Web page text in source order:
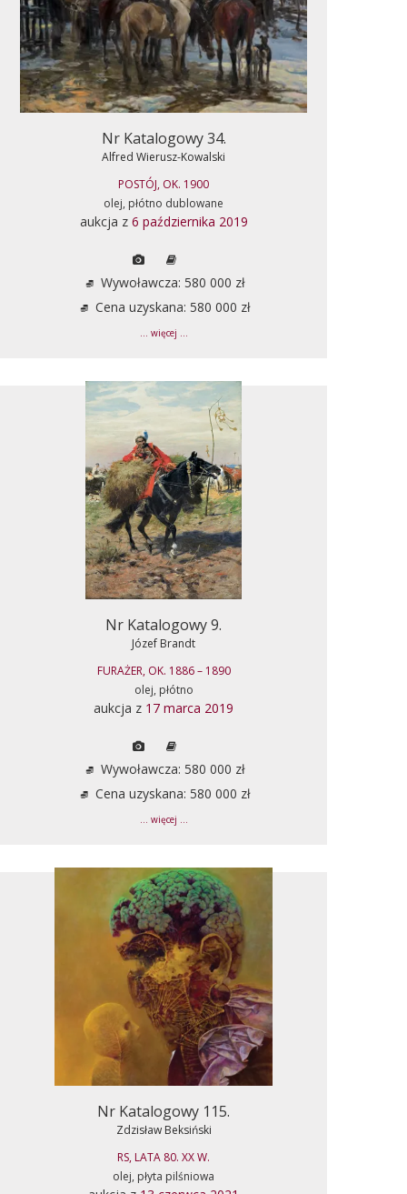
Nr Katalogowy 34.
Alfred Wierusz-Kowalski
POSTÓJ, OK. 1900
olej, płótno dublowane
aukcja z 6 października 2019
Wywoławcza: 580 000 zł
Cena uzyskana: 580 000 zł
... więcej ...
Nr Katalogowy 9.
Józef Brandt
FURAŻER, OK. 1886 – 1890
olej, płótno
aukcja z 17 marca 2019
Wywoławcza: 580 000 zł
Cena uzyskana: 580 000 zł
... więcej ...
Nr Katalogowy 115.
Zdzisław Beksiński
RS, LATA 80. XX W.
olej, płyta pilśniowa